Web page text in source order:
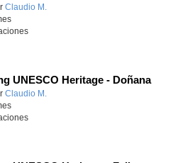
educativo.
Claudio M.
UNESCO Heritage - Doñana
educativo.
Claudio M.